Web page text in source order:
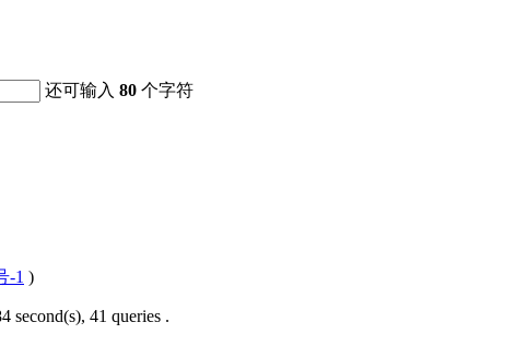
还可输入80 个字符
-1 )
second(s), 41 queries .